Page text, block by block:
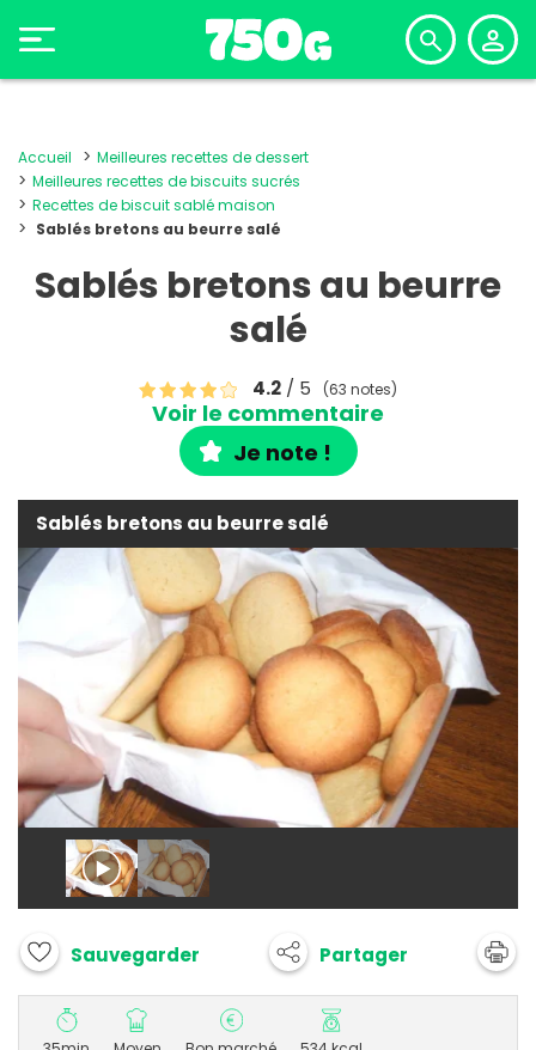
Accueil
Meilleures recettes de dessert
Meilleures recettes de biscuits sucrés
Recettes de biscuit sablé maison
Sablés bretons au beurre salé
Sablés bretons au beurre
salé
4.2 / 5 (63 notes)
Voir le commentaire
Je note !
Sablés bretons au beurre salé
Sauvegarder Partager